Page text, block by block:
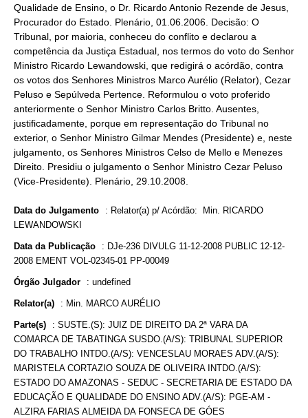
Qualidade de Ensino, o Dr. Ricardo Antonio Rezende de Jesus,
Procurador do Estado. Plenário, 01.06.2006. Decisão: O
Tribunal, por maioria, conheceu do conflito e declarou a
competência da Justiça Estadual, nos termos do voto do Senhor
Ministro Ricardo Lewandowski, que redigirá o acórdão, contra
os votos dos Senhores Ministros Marco Aurélio (Relator), Cezar
Peluso e Sepúlveda Pertence. Reformulou o voto proferido
anteriormente o Senhor Ministro Carlos Britto. Ausentes,
justificadamente, porque em representação do Tribunal no
exterior, o Senhor Ministro Gilmar Mendes (Presidente) e, neste
julgamento, os Senhores Ministros Celso de Mello e Menezes
Direito. Presidiu o julgamento o Senhor Ministro Cezar Peluso
(Vice-Presidente). Plenário, 29.10.2008.
Data do Julgamento : Relator(a) p/ Acórdão: Min. RICARDO
LEWANDOWSKI
Data da Publicação : DJe-236 DIVULG 11-12-2008 PUBLIC 12-12-
2008 EMENT VOL-02345-01 PP-00049
Órgão Julgador : undefined
Relator(a) : Min. MARCO AURÉLIO
Parte(s) : SUSTE.(S): JUIZ DE DIREITO DA 2ª VARA DA
COMARCA DE TABATINGA SUSDO.(A/S): TRIBUNAL SUPERIOR
DO TRABALHO INTDO.(A/S): VENCESLAU MORAES ADV.(A/S):
MARISTELA CORTAZIO SOUZA DE OLIVEIRA INTDO.(A/S):
ESTADO DO AMAZONAS - SEDUC - SECRETARIA DE ESTADO DA
EDUCAÇÃO E QUALIDADE DO ENSINO ADV.(A/S): PGE-AM -
ALZIRA FARIAS ALMEIDA DA FONSECA DE GÓES